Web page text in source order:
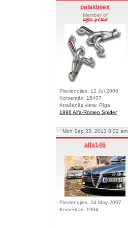
palaidniex
Member of
Pievienojies: 12 Jul 2006
Komentāri: 15407
Atrašanās vieta: Rīga
1996 Alfa-Romeo Spider
Mon Sep 23, 2013 8:02 am
alfa146
Pievienojies: 24 May 2007
Komentāri: 1994